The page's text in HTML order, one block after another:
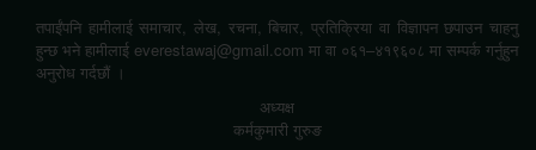
तपाईंपनि हामीलाई समाचार, लेख, रचना, बिचार, प्रतिक्रिया वा विज्ञापन छपाउन चाहनु
हुन्छ भने हामीलाई everestawaj@gmail.com मा वा ०६१–४१९६०८ मा सम्पर्क गर्नुहुन
अनुरोध गर्दछौं ।
अध्यक्ष
कर्मकुमारी गुरुङ